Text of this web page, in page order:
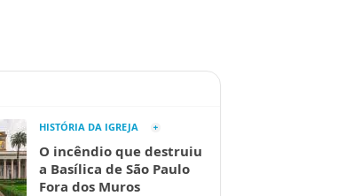
HISTÓRIA DA IGREJA
O incêndio que destruiu
a Basílica de São Paulo
Fora dos Muros